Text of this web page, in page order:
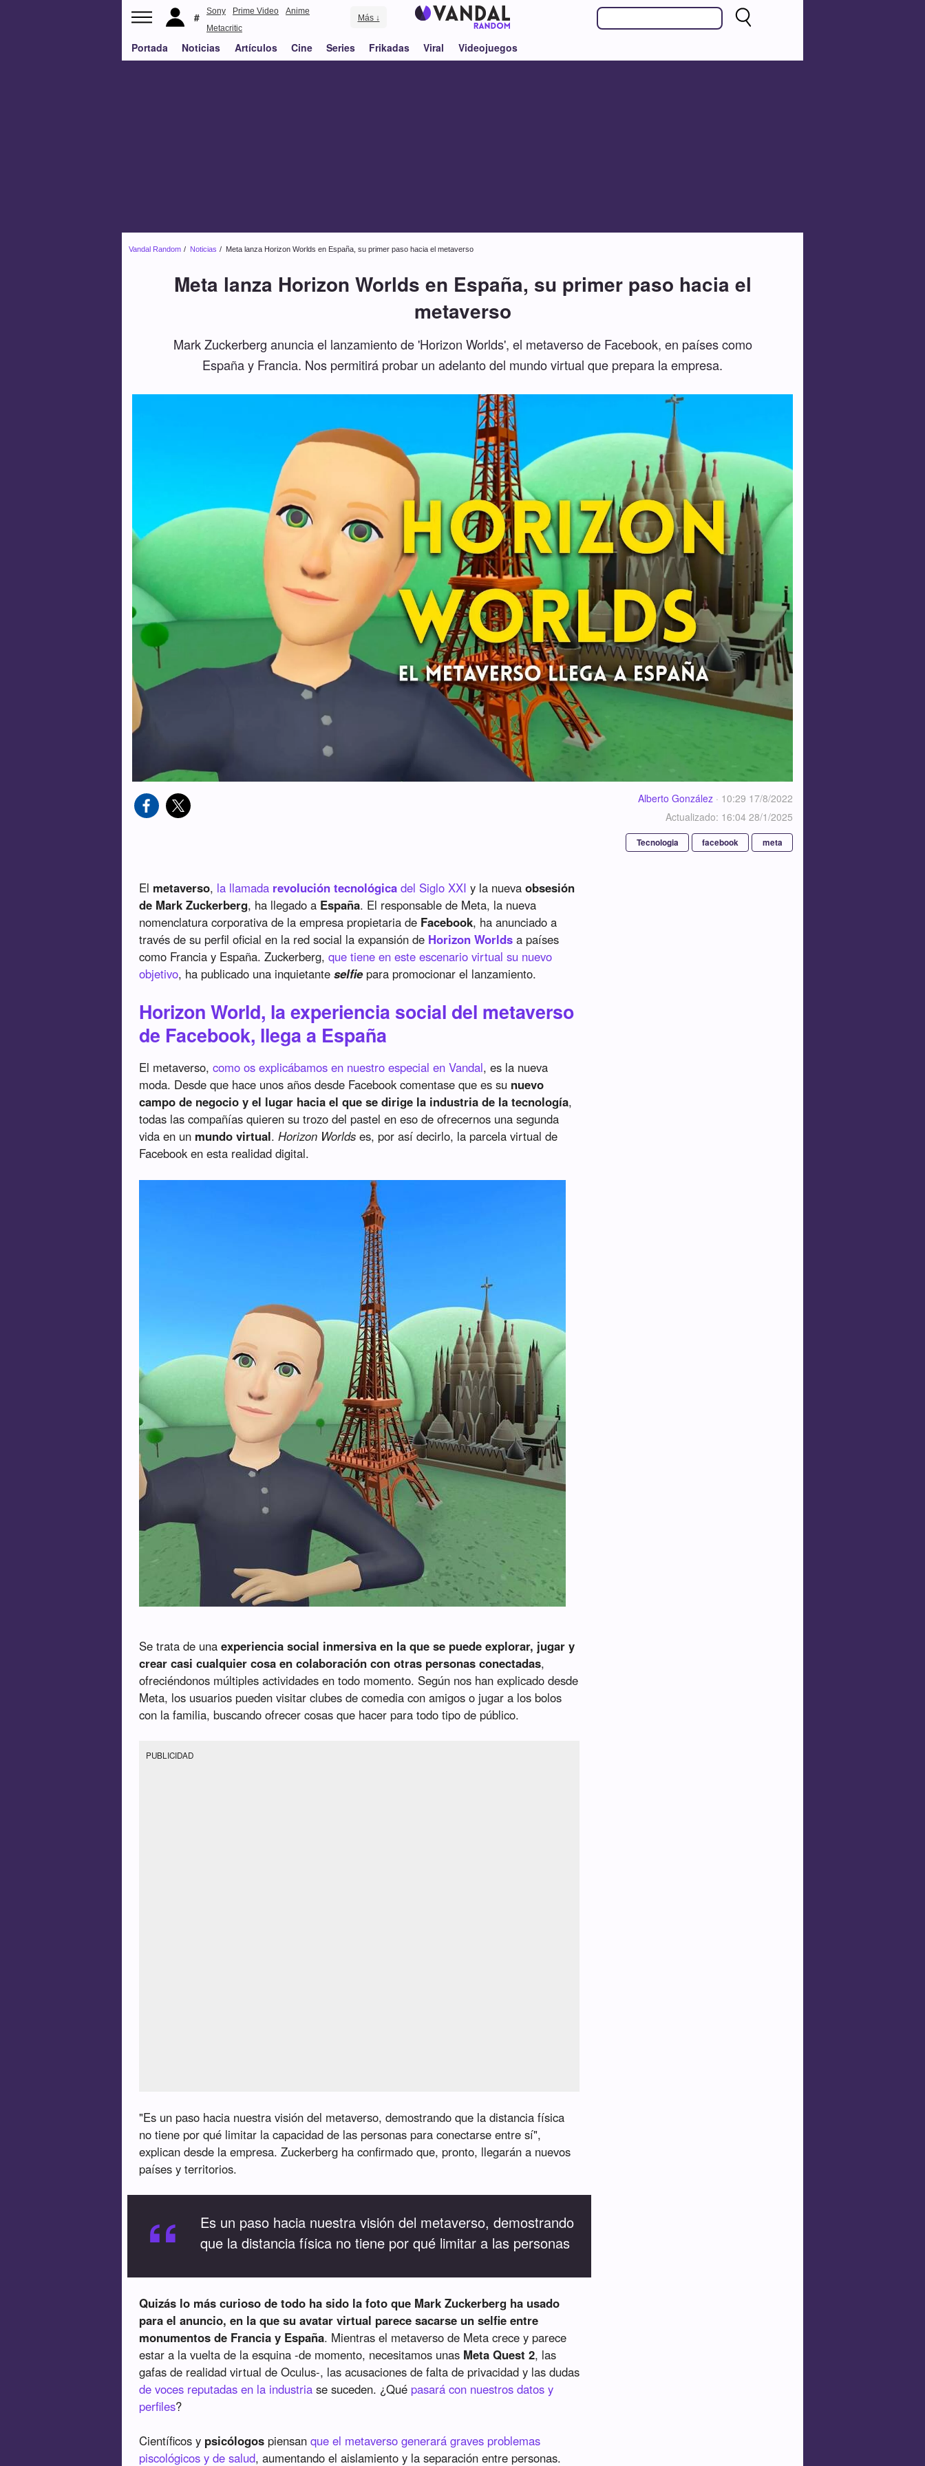
Sony Prime Video
Anime
Metacritic
Más ↓
Portada Noticias Artículos Cine Series Frikadas Viral Videojuegos
Vandal Random Noticias Meta lanza Horizon Worlds en España, su primer paso hacia el metaverso
Meta lanza Horizon Worlds en España, su primer paso hacia el
metaverso
Mark Zuckerberg anuncia el lanzamiento de 'Horizon Worlds', el metaverso de Facebook, en países como
España y Francia. Nos permitirá probar un adelanto del mundo virtual que prepara la empresa.
Alberto González · 10:29 17/8/2022
Actualizado: 16:04 28/1/2025
Tecnologia facebook meta
El metaverso, la llamada revolución tecnológica del Siglo XXI y la nuevaobsesión
de Mark Zuckerberg, ha llegado a España. El responsable de Meta, la nueva
nomenclatura corporativa de la empresa propietaria de Facebook, ha anunciado a
través de su perfil oficial en la red social la expansión de Horizon Worlds a países
como Francia y España. Zuckerberg,que tiene en este escenario virtual su nuevo
objetivo, ha publicado una inquietanteselfiepara promocionar el lanzamiento.
Horizon World, la experiencia social del metaverso
de Facebook, llega a España
El metaverso,como os explicábamos en nuestro especial en Vandal, es la nueva
moda. Desde que hace unos años desde Facebook comentase que es su nuevo
campo de negocio y el lugar hacia el que se dirige la industria de la tecnología,
todas las compañías quieren su trozo del pastel en eso de ofrecernos una segunda
vida en un mundo virtual.Horizon Worlds es, por así decirlo, la parcela virtual de
Facebook en esta realidad digital.
Se trata de unaexperiencia social inmersiva en la que se puede explorar, jugar y
crear casi cualquier cosa en colaboración con otras personas conectadas,
ofreciéndonos múltiples actividades en todo momento. Según nos han explicado desde
Meta, los usuarios pueden visitar clubes de comedia con amigos o jugar a los bolos
con la familia, buscando ofrecer cosas que hacer para todo tipo de público.
PUBLICIDAD
"Es un paso hacia nuestra visión del metaverso, demostrando que la distancia física
no tiene por qué limitar la capacidad de las personas para conectarse entre sí",
explican desde la empresa. Zuckerberg ha confirmado que, pronto, llegarán a nuevos
países y territorios.
“
Es un paso hacia nuestra visión del metaverso, demostrando
que la distancia física no tiene por qué limitar a las personas
Quizás lo más curioso de todo ha sido la foto que Mark Zuckerberg ha usado
para el anuncio, en la que su avatar virtual parece sacarse un selfie entre
monumentos de Francia y España. Mientras el metaverso de Meta crece y parece
estar a la vuelta de la esquina -de momento, necesitamos unas Meta Quest 2, las
gafas de realidad virtual de Oculus-, las acusaciones de falta de privacidad y las dudas
de voces reputadas en la industria se suceden. ¿Qué pasará con nuestros datos y
perfiles?
Científicos y psicólogos piensanque el metaverso generará graves problemas
piscológicos y de salud, aumentando el aislamiento y la separación entre personas.